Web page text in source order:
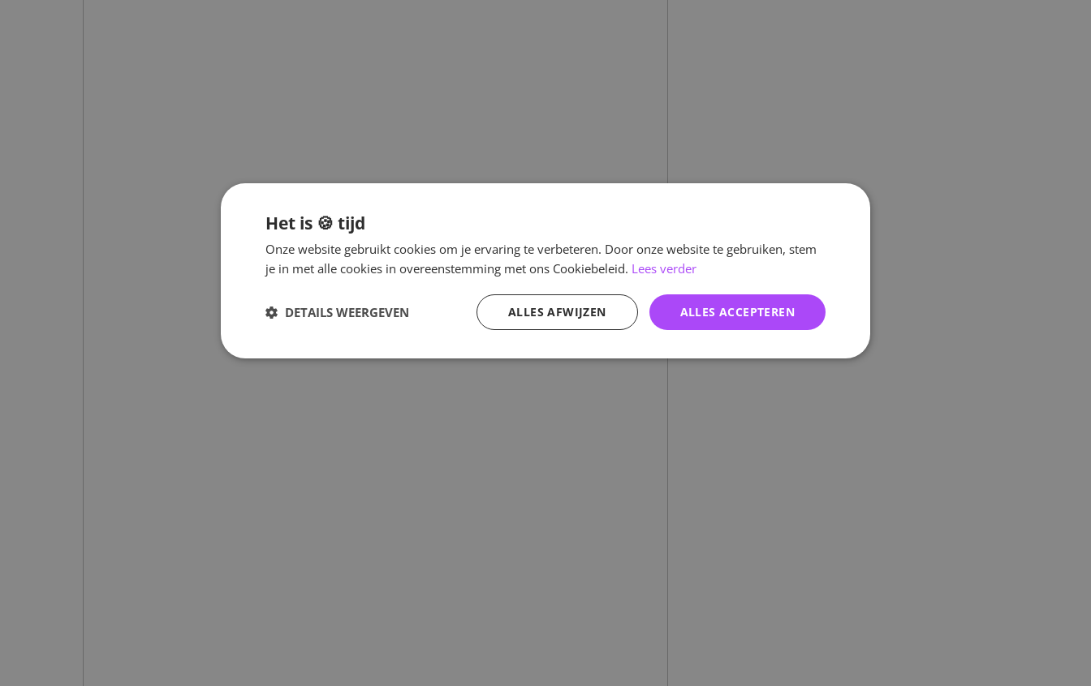
Het is 🍪 tijd
Onze website gebruikt cookies om je ervaring te verbeteren. Door onze website te gebruiken, stem
je in met alle cookies in overeenstemming met ons Cookiebeleid. Lees verder
ALLES ACCEPTEREN
ALLES AFWIJZEN
DETAILS WEERGEVEN